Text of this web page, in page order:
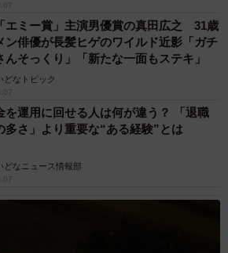
エミー賞」主演男優賞の真田広之 31歳
ン俳優が長髪ヒゲのワイルド近影「ガチ
んそっくり」「新たな一面もステキ」
どなトピック
を運用に回せる人は何が違う？ 「退職
多さ」より重要な“ある経験”とは
どなニュース情報部